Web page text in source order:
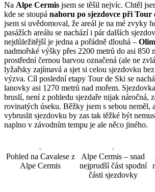
Na Alpe Cermis jsem se těšil nejvíc. Chtěl
kde se stoupá nahoru po sjezdovce při Tour
jsem si uvědomoval, že areál je na mé zvyky
pasážích areálu se nachází i pár dalších
nejdůležitější je jedna a pořádně dlouhá –
nadmořské výšky přes 2200 metrů do asi 850
prostřední černou barvou označená (ale ne
lyžařsky zajímavá a sjet si celou sjezdovku
výzva. Cíl poslední etapy Tour de Ski se
lanovky asi 1270 metrů nad mořem.
bruslí, není z pohledu sjezdaře nijak náročná,
rovinatých úseku. Běžky jsem s sebou neměl,
vybruslit sjezdovku by zas tak těžké být
naplno v závodním tempu je ale něco jiného.
Pohled na Cavalese z
Alpe Cermis
Alpe Cermis – snad
nejprudší část spodní
části sjezdovky